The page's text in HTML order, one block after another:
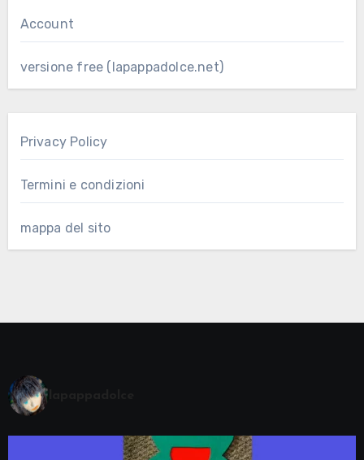
Account
versione free (lapappadolce.net)
Privacy Policy
Termini e condizioni
mappa del sito